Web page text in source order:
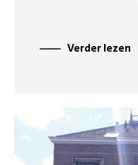
Verder lezen